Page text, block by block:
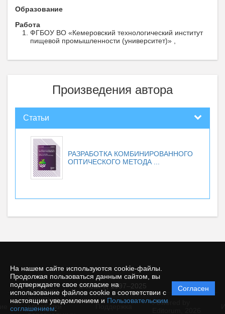
На нашем сайте используются cookie-файлы.
Продолжая пользоваться данным сайтом, вы
подтверждаете свое согласие на
использование файлов cookie в соответствии с
настоящим уведомлением и Пользовательским
соглашением
Согласен
Образование
Работа
ФГБОУ ВО «Кемеровский технологический институт
пищевой промышленности (университет)» ,
Произведения автора
Статьи
РАЗРАБОТКА КОМБИНИРОВАННОГО
ОПТИЧЕСКОГО МЕТОДА ...
© КемГУ, 1997–2025
Политика
защиты и
обработки
Powered by